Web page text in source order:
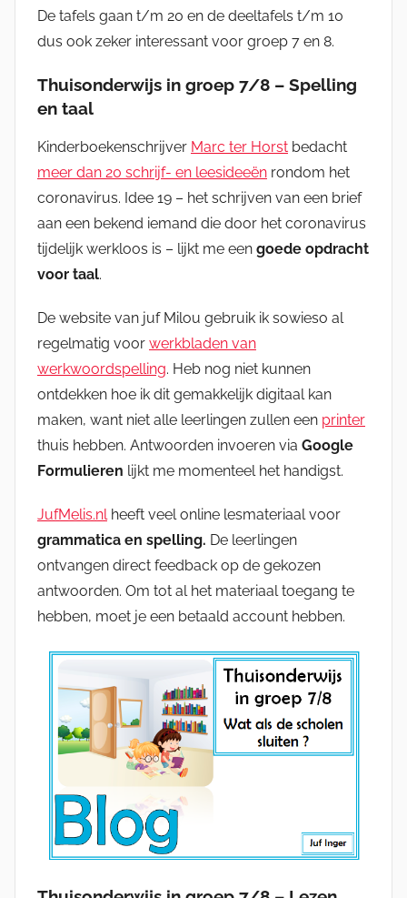
De tafels gaan t/m 20 en de deeltafels t/m 10
dus ook zeker interessant voor groep 7 en 8.
Thuisonderwijs in groep 7/8 – Spelling
en taal
Kinderboekenschrijver Marc ter Horst bedacht
meer dan 20 schrijf- en leesideeën rondom het
coronavirus. Idee 19 – het schrijven van een brief
aan een bekend iemand die door het coronavirus
tijdelijk werkloos is – lijkt me een goede opdracht
voor taal.
De website van juf Milou gebruik ik sowieso al
regelmatig voor werkbladen van
werkwoordspelling. Heb nog niet kunnen
ontdekken hoe ik dit gemakkelijk digitaal kan
maken, want niet alle leerlingen zullen een printer
thuis hebben. Antwoorden invoeren via Google
Formulieren lijkt me momenteel het handigst.
JufMelis.nlheeft veel online lesmateriaal voor
grammatica en spelling. De leerlingen
ontvangen direct feedback op de gekozen
antwoorden. Om tot al het materiaal toegang te
hebben, moet je een betaald account hebben.